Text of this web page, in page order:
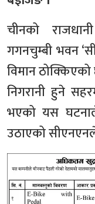
चीनको
गगनचुम्बी भवन
विमान
निगरानी हुने
भएको यस घटनाले
उठाएको